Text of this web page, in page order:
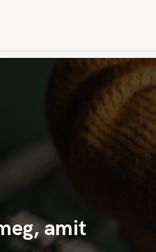
amit